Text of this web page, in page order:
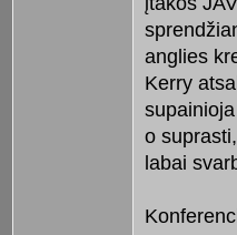
anglies
Kerry
o
labai